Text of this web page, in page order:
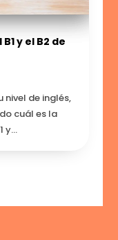
y el B2 de
nivel de inglés,
cuál es la
y...